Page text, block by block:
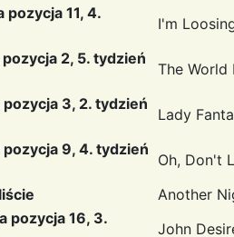
pozycja 11, 4.
I'm
2, 5. tydzień
The World
3, 2. tydzień
Lady
9, 4. tydzień
Oh, Don't
Another
pozycja 16, 3.
John